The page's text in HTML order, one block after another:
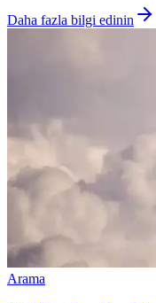
Daha fazla bilgi edinin
Arama